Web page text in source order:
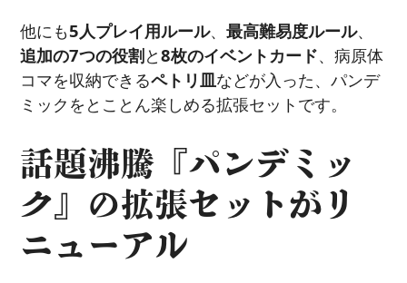
他にも5人プレイ用ルール、最高難易度ルール、
追加の7つの役割と8枚のイベントカード、病原体
コマを収納できるペトリ皿などが入った、パンデ
ミックをとことん楽しめる拡張セットです。
話題沸騰『パンデミッ
ク』の拡張セットがリ
ニューアル